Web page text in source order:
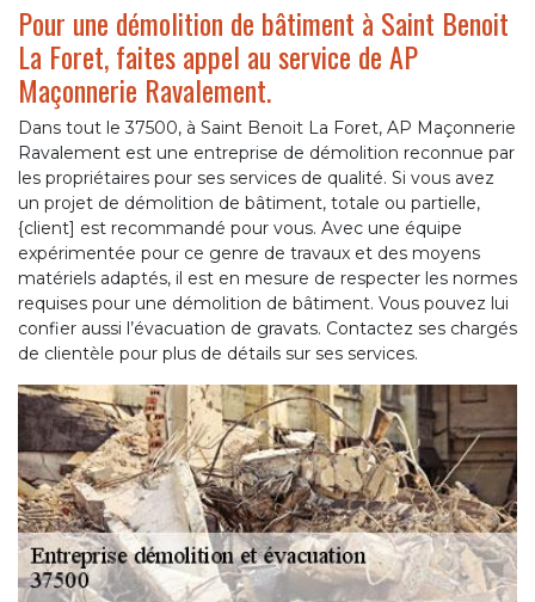
Pour une démolition de bâtiment à Saint Benoit
La Foret, faites appel au service de AP
Maçonnerie Ravalement.
Dans tout le 37500, à Saint Benoit La Foret, AP Maçonnerie
Ravalement est une entreprise de démolition reconnue par
les propriétaires pour ses services de qualité. Si vous avez
un projet de démolition de bâtiment, totale ou partielle,
{client] est recommandé pour vous. Avec une équipe
expérimentée pour ce genre de travaux et des moyens
matériels adaptés, il est en mesure de respecter les normes
requises pour une démolition de bâtiment. Vous pouvez lui
confier aussi l’évacuation de gravats. Contactez ses chargés
de clientèle pour plus de détails sur ses services.